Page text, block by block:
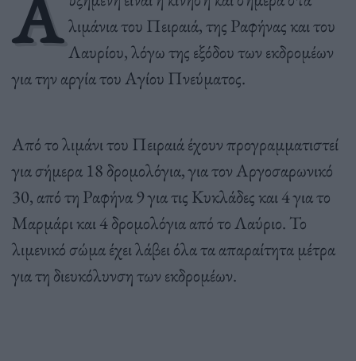
λιμάνια του Πειραιά, της Ραφήνας και του
Λαυρίου, λόγω της εξόδου των εκδρομέων
για την αργία του Αγίου Πνεύματος.
Από το λιμάνι του Πειραιά έχουν προγραμματιστεί
για σήμερα 18 δρομολόγια, για τον Αργοσαρωνικό
30, από τη Ραφήνα 9 για τις Κυκλάδες και 4 για το
Μαρμάρι και 4 δρομολόγια από το Λαύριο. Το
λιμενικό σώμα έχει λάβει όλα τα απαραίτητα μέτρα
για τη διευκόλυνση των εκδρομέων.